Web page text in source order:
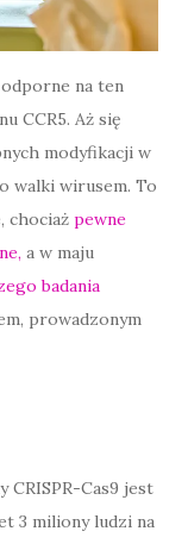
odporne na ten
CCR5. Aż się
modyfikacji w
walki wirusem. To
chociaż pewne
a w maju
badania
prowadzonym
CRISPR-Cas9 jest
3 miliony ludzi na